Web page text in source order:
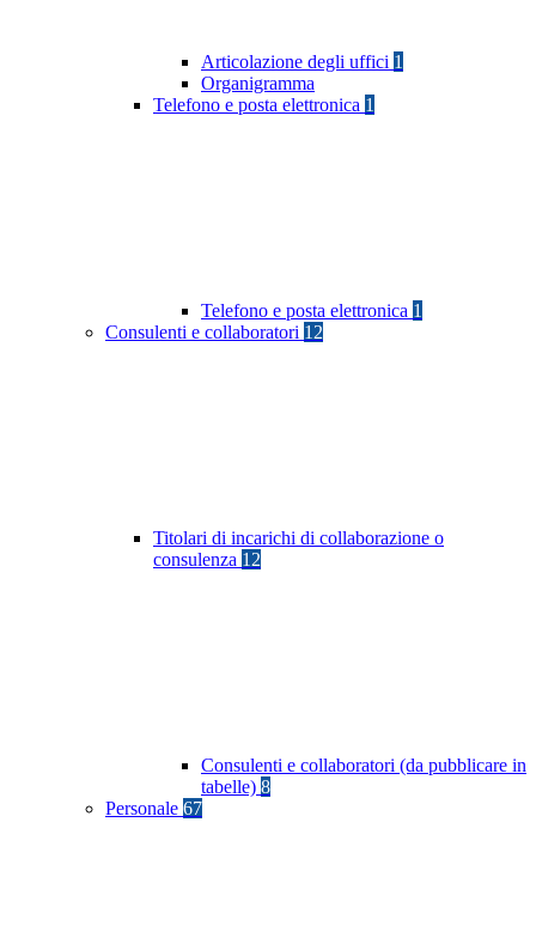
Articolazione degli uffici 1
Organigramma
Telefono e posta elettronica 1
Telefono e posta elettronica 1
Consulenti e collaboratori 12
Titolari di incarichi di collaborazione o
consulenza 12
Consulenti e collaboratori (da pubblicare in
tabelle) 8
Personale 67